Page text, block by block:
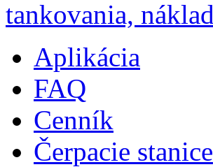
Aplikácia
FAQ
Cenník
Čerpacie stanice